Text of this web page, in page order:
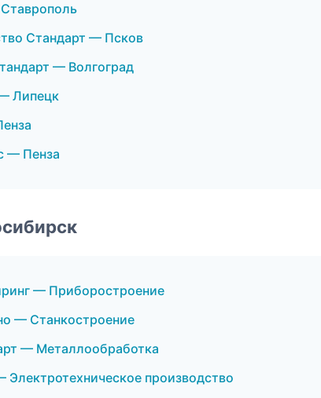
Стандарт — Псков
— Волгоград
Липецк
— Пенза
— Приборостроение
— Станкостроение
— Металлообработка
производство